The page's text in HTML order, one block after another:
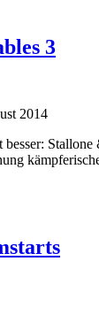
3
2014